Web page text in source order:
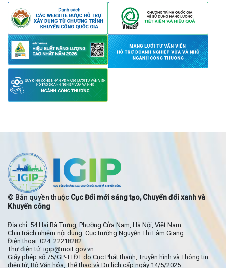
© Bản quyền thuộc Cục Đổi mới sáng tạo, Chuyển đổi xanh và
Khuyến công
Địa chỉ: 54 Hai Bà Trưng, Phường Cửa Nam, Hà Nội, Việt Nam
Chịu trách nhiệm nội dung: Cục trưởng Nguyễn Thị Lâm Giang
Điện thoại: 024. 22218282
Thư điện tử: igip@moit.gov.vn
Giấy phép số 75/GP-TTĐT do Cục Phát thanh, Truyền hình và Thông tin
điện tử, Bộ Văn hóa, Thể thao và Du lịch cấp ngày 14/5/2025